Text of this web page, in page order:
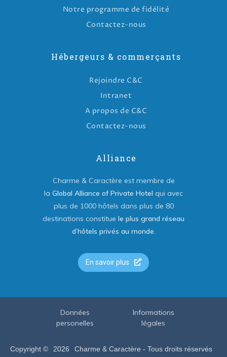
Notre programme de fidélité
Contactez-nous
Hébergeurs & commerçants
Rejoindre C&C
Intranet
A propos de C&C
Contactez-nous
Alliance
Charme & Caractère est membre de
la Global Alliance of Private Hotel qui avec
plus de 1000 hôtels dans plus de 80
destinations constitue le plus grand réseau
d’hôtels privés au monde.
En savoir plus
Copyright © 2026 Charme & Caractère - Tous droits réservés
Données
personelles
Informations
légales